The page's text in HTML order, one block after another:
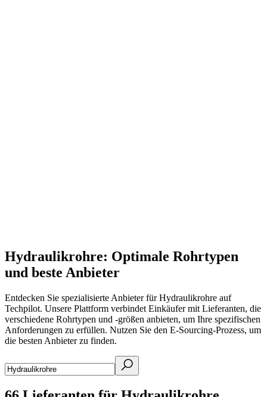
Hydraulikrohre: Optimale Rohrtypen
und beste Anbieter
Entdecken Sie spezialisierte Anbieter für Hydraulikrohre auf
Techpilot. Unsere Plattform verbindet Einkäufer mit Lieferanten, die
verschiedene Rohrtypen und -größen anbieten, um Ihre spezifischen
Anforderungen zu erfüllen. Nutzen Sie den E-Sourcing-Prozess, um
die besten Anbieter zu finden.